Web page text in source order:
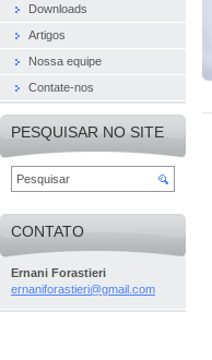
Downloads
Artigos
Nossa equipe
Contate-nos
PESQUISAR NO SITE
CONTATO
Ernani Forastieri
ernaniforastieri@gmail.com